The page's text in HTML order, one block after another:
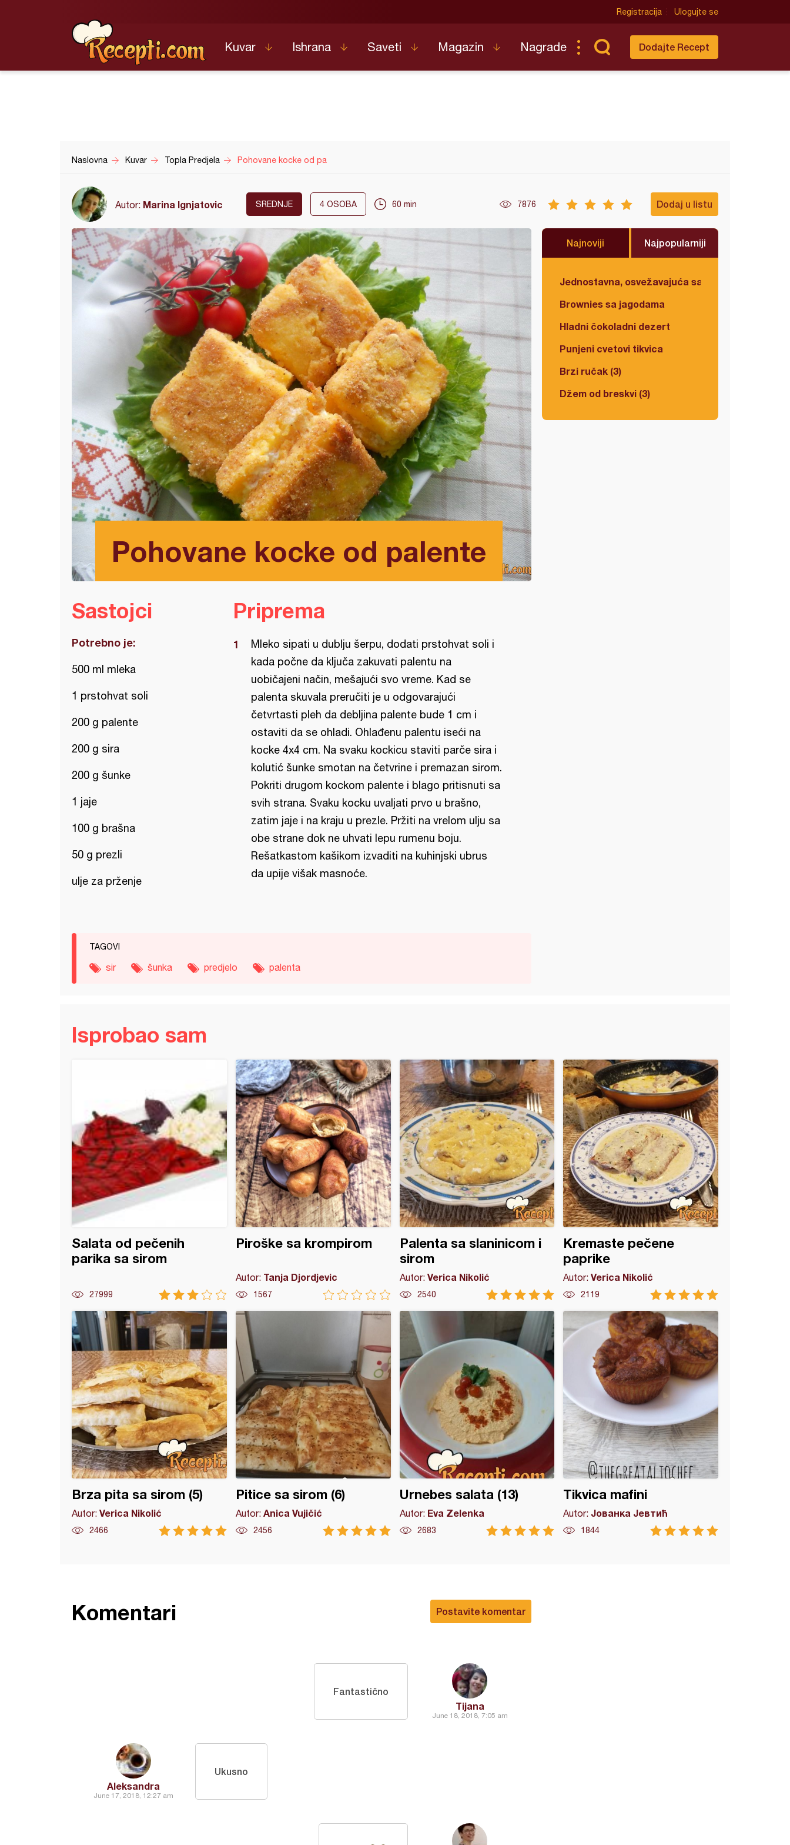
Registracija Ulogujte se
Kuvar Ishrana Saveti Magazin Nagrade Dodajte Recept
Naslovna Kuvar Topla Predjela Pohovane kocke od pa
Autor: Marina Ignjatovic SREDNJE 4 OSOBA 60 min 7876 Dodaj u listu
Pohovane kocke od palente
Najnoviji Najpopularniji
Jednostavna, osvežavajuća salata
Brownies sa jagodama
Hladni čokoladni dezert
Punjeni cvetovi tikvica
Brzi ručak (3)
Džem od breskvi (3)
Sastojci
Potrebno je:
500 ml mleka
1 prstohvat soli
200 g palente
200 g sira
200 g šunke
1 jaje
100 g brašna
50 g prezli
ulje za prženje
Priprema
Mleko sipati u dublju šerpu, dodati prstohvat soli i
kada počne da ključa zakuvati palentu na
uobičajeni način, mešajući svo vreme. Kad se
palenta skuvala preručiti je u odgovarajući
četvrtasti pleh da debljina palente bude 1 cm i
ostaviti da se ohladi. Ohlađenu palentu iseći na
kocke 4x4 cm. Na svaku kockicu staviti parče sira i
kolutić šunke smotan na četvrine i premazan sirom.
Pokriti drugom kockom palente i blago pritisnuti sa
svih strana. Svaku kocku uvaljati prvo u brašno,
zatim jaje i na kraju u prezle. Pržiti na vrelom ulju sa
obe strane dok ne uhvati lepu rumenu boju.
Rešatkastom kašikom izvaditi na kuhinjski ubrus
da upije višak masnoće.
TAGOVI
sir šunka predjelo palenta
Isprobao sam
Salata od pečenih
parika sa sirom
27999
Piroške sa krompirom
Autor: Tanja Djordjevic
1567
Palenta sa slaninicom i
sirom
Autor: Verica Nikolić
2540
Kremaste pečene
paprike
Autor:Verica Nikolić
2119
Brza pita sa sirom (5)
Autor: Verica Nikolić
2466
Pitice sa sirom (6)
Autor: Anica Vujičić
2456
Urnebes salata (13)
Autor: Eva Zelenka
2683
Tikvica mafini
Autor: Јованка Јевтић
1844
Postavite komentar
Komentari
Tijana
June 18, 2018, 7:05 am
Fantastično
Aleksandra
June 17, 2018, 12:27 am
Ukusno